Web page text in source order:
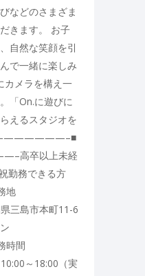
などのさまざま
きます。 お子
自然な笑顔を引
で一緒に楽しみ
カメラを構え一
「On.に遊びに
えるスタジオを
———————–■
高卒以上未経
勤務できる方
島市本町11-6
間
～18:00（実